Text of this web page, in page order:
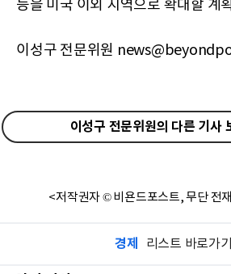
능을 미국 이외 지역으로 확대할 계
이성구 전문위원
이성구 전문위원의 다른 기사
<저작권자 © 비욘드포스트, 무단 전
경제 리스트 바로가기